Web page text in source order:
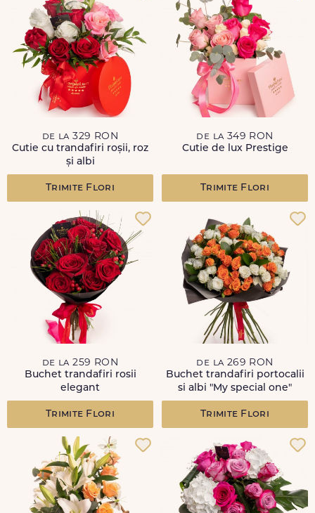
de la 329 RON
Cutie cu trandafiri roșii, roz
și albi
Trimite Flori
de la 349 RON
Cutie de lux Prestige
Trimite Flori
de la 259 RON
Buchet trandafiri rosii
elegant
Trimite Flori
de la 269 RON
Buchet trandafiri portocalii
si albi "My special one"
Trimite Flori